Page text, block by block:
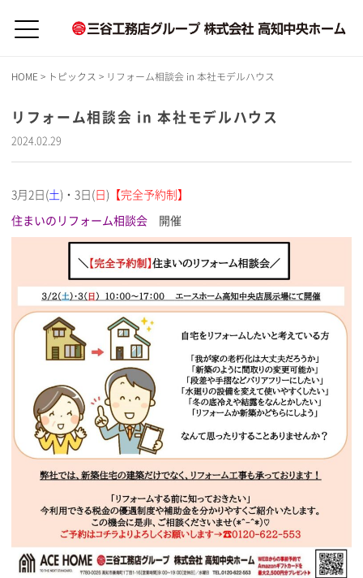
HOME > トピックス > リフォーム相談会 in 本社モデルハウス
リフォーム相談会 in 本社モデルハウス
2024.02.29
3月2日(土)・3日( 日 ) 【完全予約制】
住まいのリフォーム相談会 開催